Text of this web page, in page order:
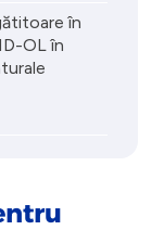
în
OL în